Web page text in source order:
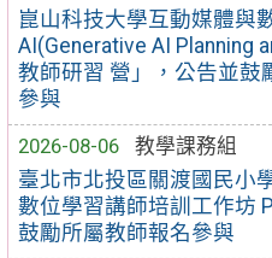
崑山科技大學互動媒體與
AI(Generative AI Planning
教師研習 營」，公告並鼓
參與
2026-08-06
教學課務組
臺北市北投區關渡國民小
數位學習講師培訓工作坊
鼓勵所屬教師報名參與